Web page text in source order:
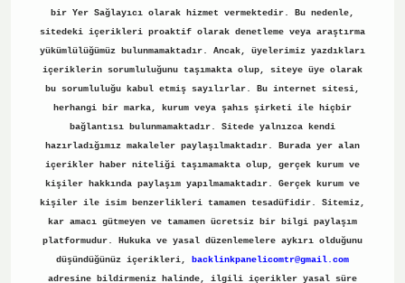
bir Yer Sağlayıcı olarak hizmet vermektedir. Bu nedenle,
sitedeki içerikleri proaktif olarak denetleme veya araştırma
yükümlülüğümüz bulunmamaktadır. Ancak, üyelerimiz yazdıkları
içeriklerin sorumluluğunu taşımakta olup, siteye üye olarak
bu sorumluluğu kabul etmiş sayılırlar. Bu internet sitesi,
herhangi bir marka, kurum veya şahıs şirketi ile hiçbir
bağlantısı bulunmamaktadır. Sitede yalnızca kendi
hazırladığımız makaleler paylaşılmaktadır. Burada yer alan
içerikler haber niteliği taşımamakta olup, gerçek kurum ve
kişiler hakkında paylaşım yapılmamaktadır. Gerçek kurum ve
kişiler ile isim benzerlikleri tamamen tesadüfidir. Sitemiz,
kar amacı gütmeyen ve tamamen ücretsiz bir bilgi paylaşım
platformudur. Hukuka ve yasal düzenlemelere aykırı olduğunu
düşündüğünüz içerikleri,
backlinkpanelicomtr@gmail.com
adresine bildirmeniz halinde, ilgili içerikler yasal süre